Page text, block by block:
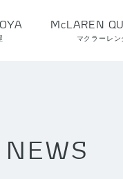
McLAREN
マクラーレ
NEWS